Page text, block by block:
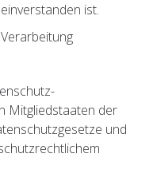
ist.
Mitgliedstaaten der
und